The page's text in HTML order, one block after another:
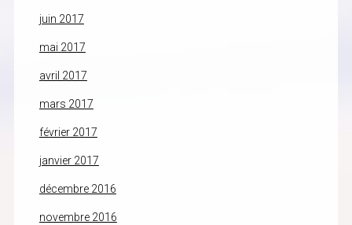
juin 2017
mai 2017
avril 2017
mars 2017
février 2017
janvier 2017
décembre 2016
novembre 2016